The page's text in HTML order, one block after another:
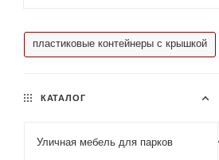
пластиковые контейнеры с крышкой
КАТАЛОГ
Уличная мебель для парков